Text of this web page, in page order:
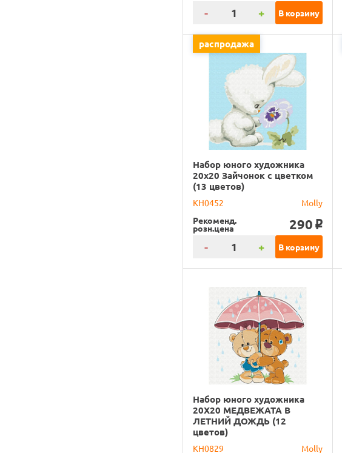
- + В корзину
распродажа
Набор юного художника
20х20 Зайчонок с цветком
(13 цветов)
KH0452
Molly
Рекоменд.
розн.цена 290 o
- + В корзину
Набор юного художника
20Х20 МЕДВЕЖАТА В
ЛЕТНИЙ ДОЖДЬ (12
цветов)
KH0829 Molly